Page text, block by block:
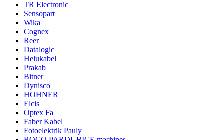
TR Electronic
Sensopart
Wika
Cognex
Reer
Datalogic
Helukabel
Prakab
Bitner
Dynisco
HOHNER
Elcis
Optex Fa
Faber Kabel
Fotoelektrik Pauly